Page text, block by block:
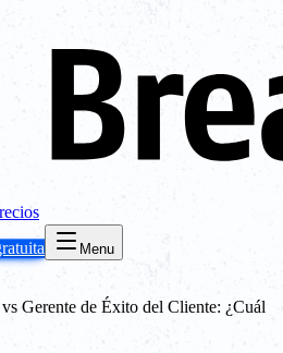
Menu
Gerente de Éxito del Cliente: ¿Cuál